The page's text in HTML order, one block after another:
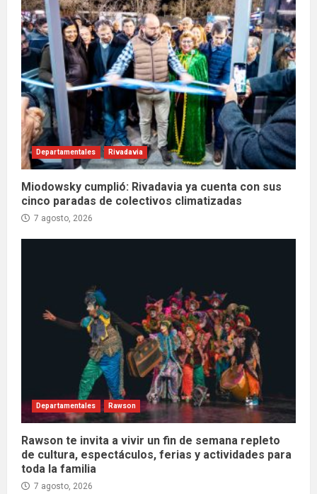
Departamentales Rivadavia
Miodowsky cumplió: Rivadavia ya cuenta con sus
cinco paradas de colectivos climatizadas
7 agosto, 2026
Departamentales Rawson
Rawson te invita a vivir un fin de semana repleto
de cultura, espectáculos, ferias y actividades para
toda la familia
7 agosto, 2026